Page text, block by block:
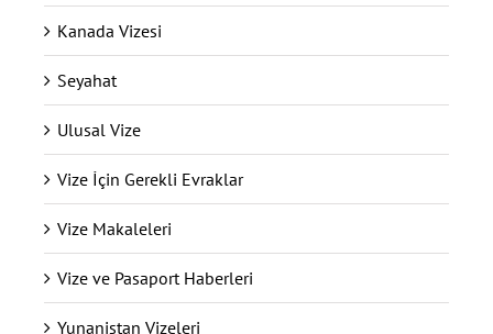
Kanada Vizesi
Seyahat
Ulusal Vize
Vize İçin Gerekli Evraklar
Vize Makaleleri
Vize ve Pasaport Haberleri
Yunanistan Vizeleri